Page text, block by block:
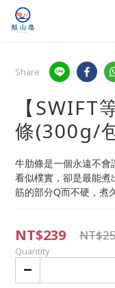
Share
【SWIFT
條(300g/
牛肋條是一個永遠不會
看似樸實，卻是最能煮
筋的部分Q而不硬，煮
NT$239
Quantity